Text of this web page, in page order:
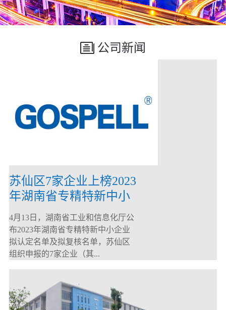
公司新闻
苏仙区7家企业上榜2023
年湖南省专精特新中小
企业
4月13日，湖南省工业和信息化厅公
布2023年湖南省专精特新中小企业
拟认定名单及拟复核名单，苏仙区
组织申报的7家企业（其...